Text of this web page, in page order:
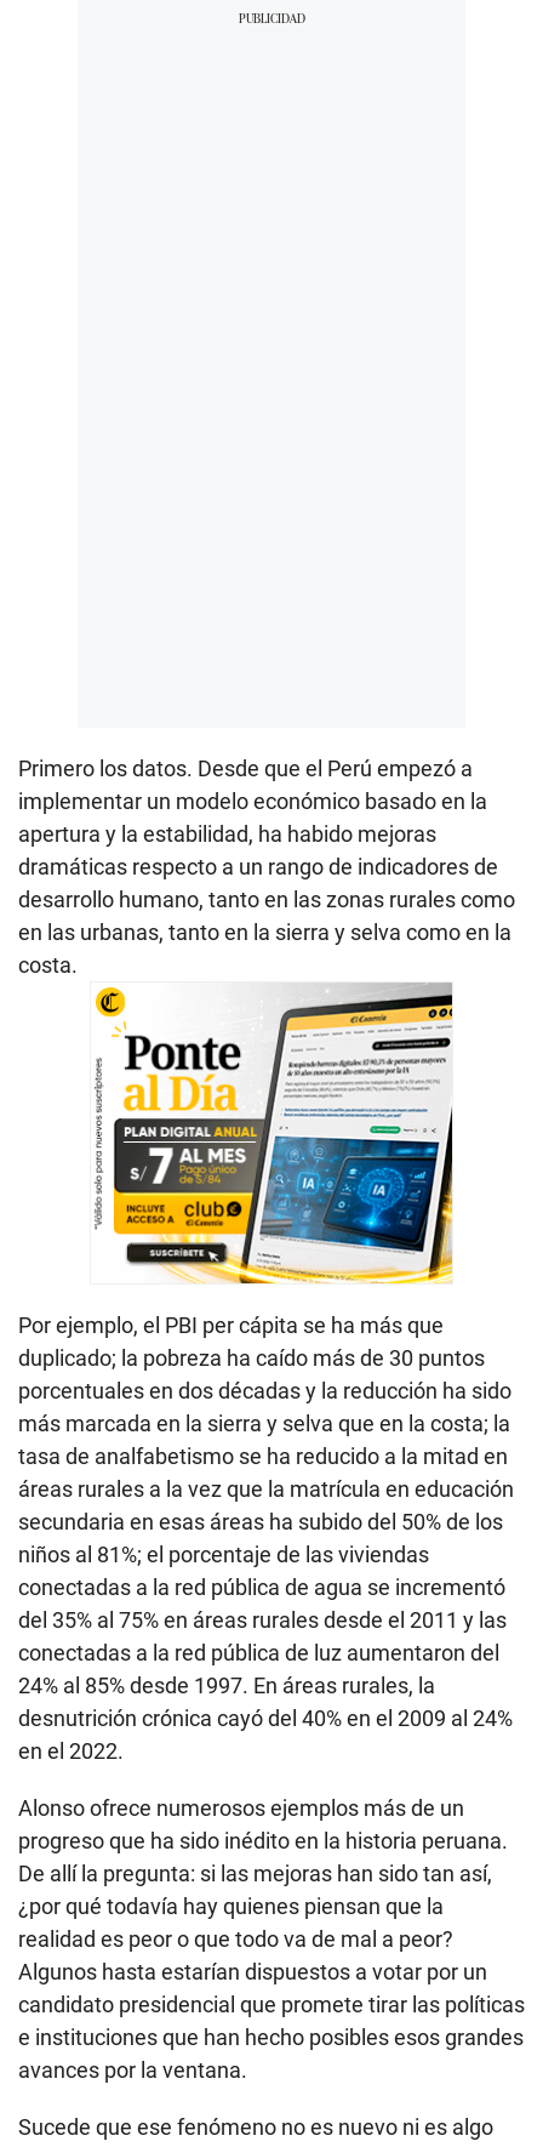
Primero los datos. Desde que el Perú empezó a
implementar un modelo económico basado en la
apertura y la estabilidad, ha habido mejoras
dramáticas respecto a un rango de indicadores de
desarrollo humano, tanto en las zonas rurales como
en las urbanas, tanto en la sierra y selva como en la
costa.
Por ejemplo, el PBI per cápita se ha más que
duplicado; la pobreza ha caído más de 30 puntos
porcentuales en dos décadas y la reducción ha sido
más marcada en la sierra y selva que en la costa; la
tasa de analfabetismo se ha reducido a la mitad en
áreas rurales a la vez que la matrícula en educación
secundaria en esas áreas ha subido del 50% de los
niños al 81%; el porcentaje de las viviendas
conectadas a la red pública de agua se incrementó
del 35% al 75% en áreas rurales desde el 2011 y las
conectadas a la red pública de luz aumentaron del
24% al 85% desde 1997. En áreas rurales, la
desnutrición crónica cayó del 40% en el 2009 al 24%
en el 2022.
Alonso ofrece numerosos ejemplos más de un
progreso que ha sido inédito en la historia peruana.
De allí la pregunta: si las mejoras han sido tan así,
¿por qué todavía hay quienes piensan que la
realidad es peor o que todo va de mal a peor?
Algunos hasta estarían dispuestos a votar por un
candidato presidencial que promete tirar las políticas
e instituciones que han hecho posibles esos grandes
avances por la ventana.
Sucede que ese fenómeno no es nuevo ni es algo